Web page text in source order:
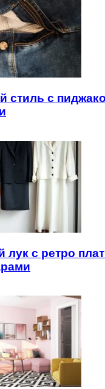
стиль с
лук с ретро